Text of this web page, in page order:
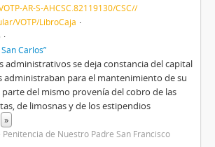
AR-S-AHCSC.82119130/CSC//
VOTP/LibroCaja
Carlos”
administrativos se deja constancia del capital
administraban para el mantenimiento de su
del mismo provenía del cobro de las
de limosnas y de los estipendios
»
de Nuestro Padre San Francisco